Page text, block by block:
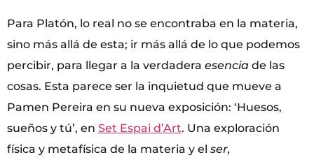
Para Platón, lo real no se encontraba en la materia,
sino más allá de esta; ir más allá de lo que podemos
percibir, para llegar a la verdadera esencia de las
cosas. Esta parece ser la inquietud que mueve a
Pamen Pereira en su nueva exposición: ‘Huesos,
sueños y tú’, en Set Espai d’Art. Una exploración
física y metafísica de la materia y el ser,